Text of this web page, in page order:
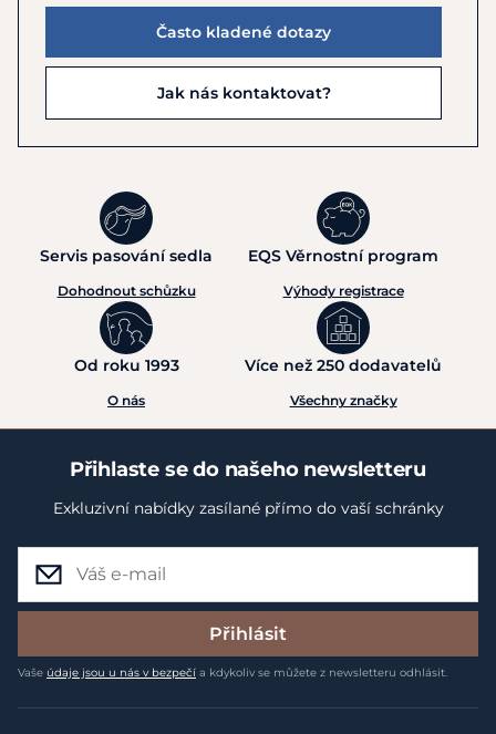
Často kladené dotazy
Jak nás kontaktovat?
Servis pasování sedla
Dohodnout schůzku
EQS Věrnostní program
Výhody registrace
Od roku 1993
O nás
Více než 250 dodavatelů
Všechny značky
Přihlaste se do našeho newsletteru
Exkluzivní nabídky zasílané přímo do vaší schránky
Přihlásit
Vaše údaje jsou u nás v bezpečí a kdykoliv se můžete z newsletteru odhlásit.